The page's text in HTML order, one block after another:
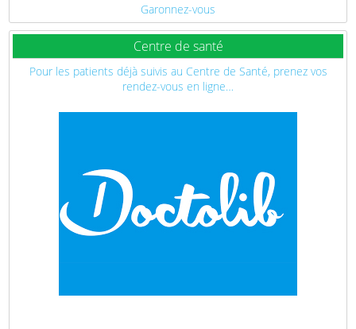
Garonnez-vous
Centre de santé
Pour les patients déjà suivis au Centre de Santé, prenez vos
rendez-vous en ligne…